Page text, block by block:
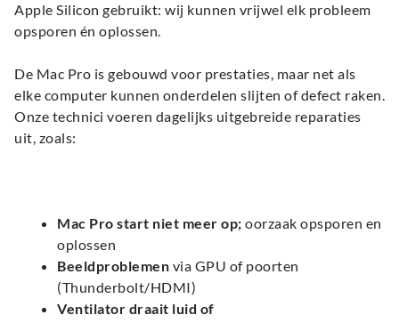
Apple Silicon gebruikt: wij kunnen vrijwel elk probleem
opsporen én oplossen.
De Mac Pro is gebouwd voor prestaties, maar net als
elke computer kunnen onderdelen slijten of defect raken.
Onze technici voeren dagelijks uitgebreide reparaties
uit, zoals:
Mac Pro start niet meer op; oorzaak opsporen en
oplossen
Beeldproblemen via GPU of poorten
(Thunderbolt/HDMI)
Ventilator draait luid of